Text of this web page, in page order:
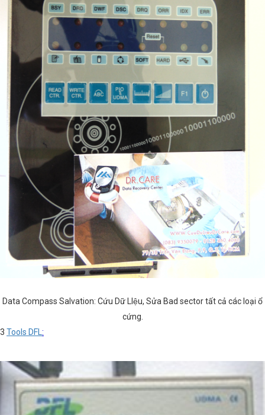
Data Compass Salvation: Cứu Dữ LIệu, Sửa Bad sector tất cả các loại ổ
cứng.
3 Tools DFL :